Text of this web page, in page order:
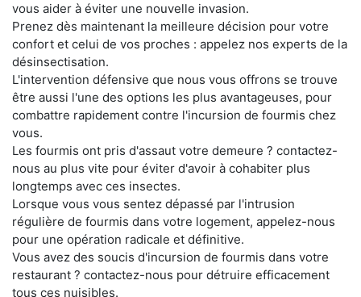
vous aider à éviter une nouvelle invasion.
Prenez dès maintenant la meilleure décision pour votre
confort et celui de vos proches : appelez nos experts de la
désinsectisation.
L'intervention défensive que nous vous offrons se trouve
être aussi l'une des options les plus avantageuses, pour
combattre rapidement contre l'incursion de fourmis chez
vous.
Les fourmis ont pris d'assaut votre demeure ? contactez-
nous au plus vite pour éviter d'avoir à cohabiter plus
longtemps avec ces insectes.
Lorsque vous vous sentez dépassé par l'intrusion
régulière de fourmis dans votre logement, appelez-nous
pour une opération radicale et définitive.
Vous avez des soucis d'incursion de fourmis dans votre
restaurant ? contactez-nous pour détruire efficacement
tous ces nuisibles.